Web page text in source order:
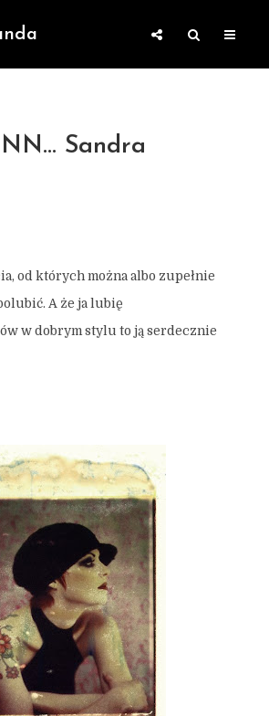
Sandra
od których można albo zupełnie
A że ja lubię
w dobrym stylu to ją serdecznie